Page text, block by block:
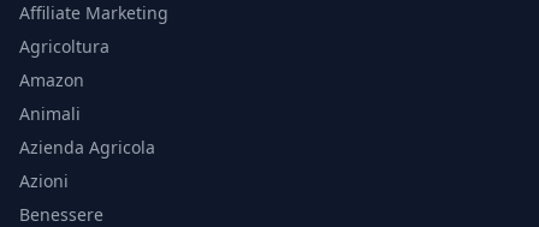
Affiliate Marketing
Agricoltura
Amazon
Animali
Azienda Agricola
Azioni
Benessere